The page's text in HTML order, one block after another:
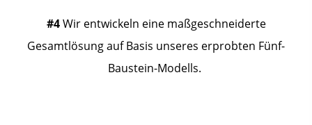
#4Wir entwickeln eine maßgeschneiderte
Gesamtlösung auf Basis unseres erprobten Fünf-
Baustein-Modells.